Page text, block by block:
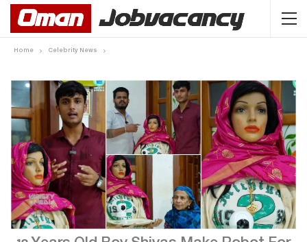
Home Celebrity News